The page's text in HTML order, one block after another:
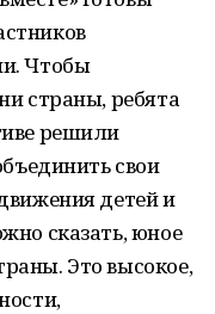
Чтобы
страны, ребята
решили
свои
детей и
сказать, юное
Это высокое,